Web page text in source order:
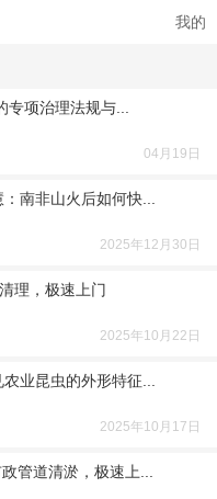
我的
项治理法规与...
04月19日
南非山火后如何快...
2025年12月30日
理，极速上门
2025年10月22日
业昆虫的外形特征...
2025年10月17日
管道清淤，极速上...